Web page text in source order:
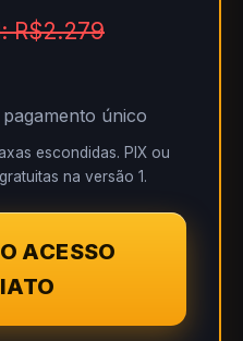
R$2.279
pagamento único
escondidas. PIX ou
na versão 1.
ACESSO